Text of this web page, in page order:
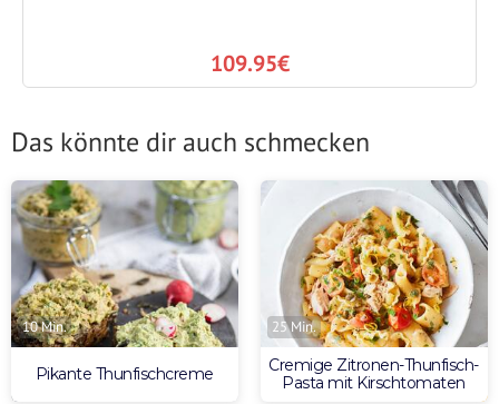
109.95€
Das könnte dir auch schmecken
10 Min.
Pikante Thunfischcreme
25 Min.
Cremige Zitronen-Thunfisch-
Pasta mit Kirschtomaten